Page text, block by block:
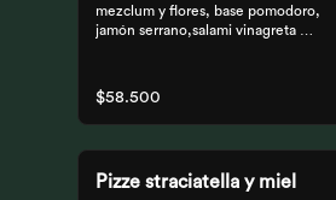
mezclum y flores, base pomodoro,
jamón serrano,salami vinagreta
$58.500
Pizze straciatella y miel